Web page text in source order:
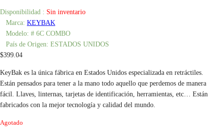
Disponibilidad : Sin inventario
Marca: KEYBAK
Modelo: # 6C COMBO
País de Origen: ESTADOS UNIDOS
$399.04
KeyBak es la única fábrica en Estados Unidos especializada en retráctiles.
Están pensados para tener a la mano todo aquello que perdemos de manera
fácil. Llaves, linternas, tarjetas de identificación, herramientas, etc… Están
fabricados con la mejor tecnología y calidad del mundo.
Agotado